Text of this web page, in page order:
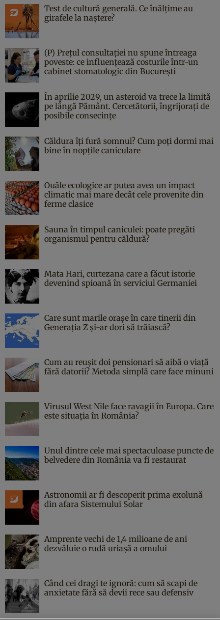
Test de cultură generală. Ce înălțime au
girafele la naștere?
(P) Prețul consultației nu spune întreaga
poveste: ce influențează costurile într-un
cabinet stomatologic din București
În aprilie 2029, un asteroid va trece la limită
pe lângă Pământ. Cercetătorii, îngrijorați de
posibile consecințe
Căldura îți fură somnul? Cum poți dormi mai
bine în nopțile caniculare
Ouăle ecologice ar putea avea un impact
climatic mai mare decât cele provenite din
ferme clasice
Sauna în timpul caniculei: poate pregăti
organismul pentru căldură?
Mata Hari, curtezana care a făcut istorie
devenind spioană în serviciul Germaniei
Care sunt marile orașe în care tinerii din
Generația Z și-ar dori să trăiască?
Cum au reușit doi pensionari să aibă o viață
fără datorii? Metoda simplă care face minuni
Virusul West Nile face ravagii în Europa. Care
este situația în România?
Unul dintre cele mai spectaculoase puncte de
belvedere din România va fi restaurat
Astronomii ar fi descoperit prima exolună
din afara Sistemului Solar
Amprente vechi de 1,4 milioane de ani
dezvăluie o rudă uriașă a omului
Când cei dragi te ignoră: cum să scapi de
anxietate fără să devii rece sau defensiv